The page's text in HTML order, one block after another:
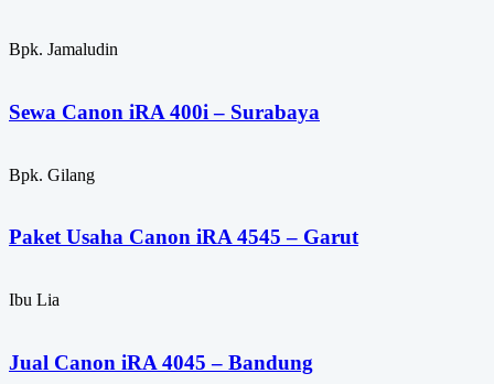
Bpk. Jamaludin
Sewa Canon iRA 400i – Surabaya
Bpk. Gilang
Paket Usaha Canon iRA 4545 – Garut
Ibu Lia
Jual Canon iRA 4045 – Bandung